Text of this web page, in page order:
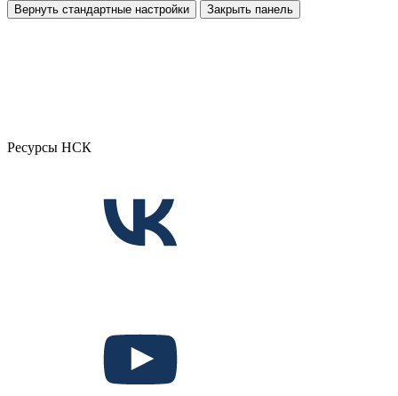
Вернуть стандартные настройки Закрыть панель
Ресурсы НСК